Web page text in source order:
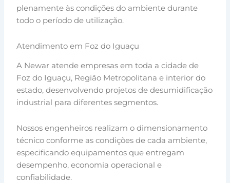
plenamente às condições do ambiente durante
todo o período de utilização.
Atendimento em Foz do Iguaçu
A Newar atende empresas em toda a cidade de
Foz do Iguaçu, Região Metropolitana e interior do
estado, desenvolvendo projetos de desumidificação
industrial para diferentes segmentos.
Nossos engenheiros realizam o dimensionamento
técnico conforme as condições de cada ambiente,
especificando equipamentos que entregam
desempenho, economia operacional e
confiabilidade.